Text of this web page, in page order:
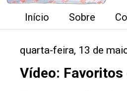
Início Sobre
quarta-feira, 13 de
Vídeo: